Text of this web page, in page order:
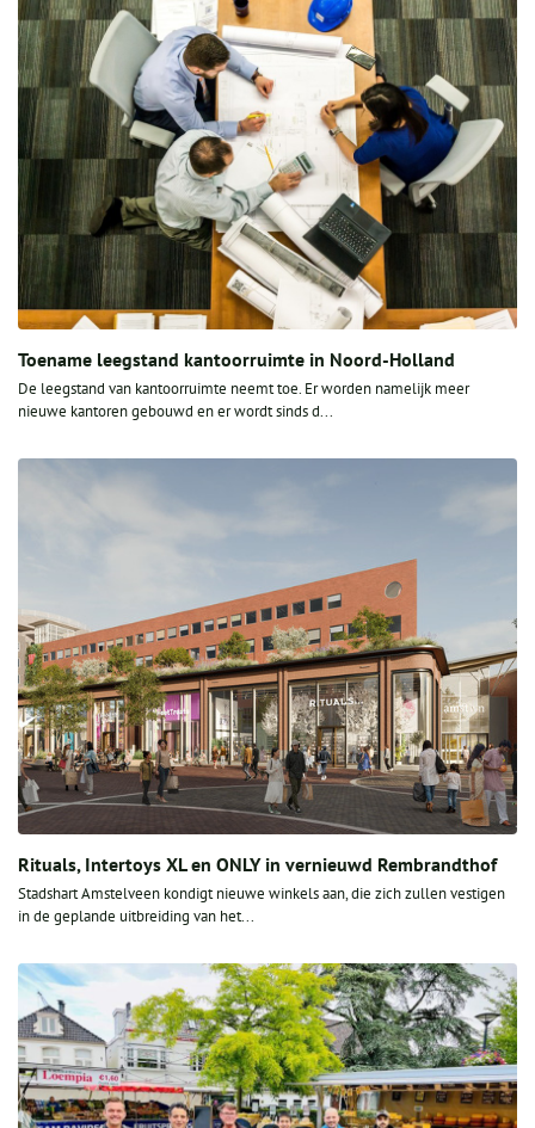
Toename leegstand kantoorruimte in Noord-Holland
De leegstand van kantoorruimte neemt toe. Er worden namelijk meer
nieuwe kantoren gebouwd en er wordt sinds d...
Rituals, Intertoys XL en ONLY in vernieuwd Rembrandthof
Stadshart Amstelveen kondigt nieuwe winkels aan, die zich zullen vestigen
in de geplande uitbreiding van het...